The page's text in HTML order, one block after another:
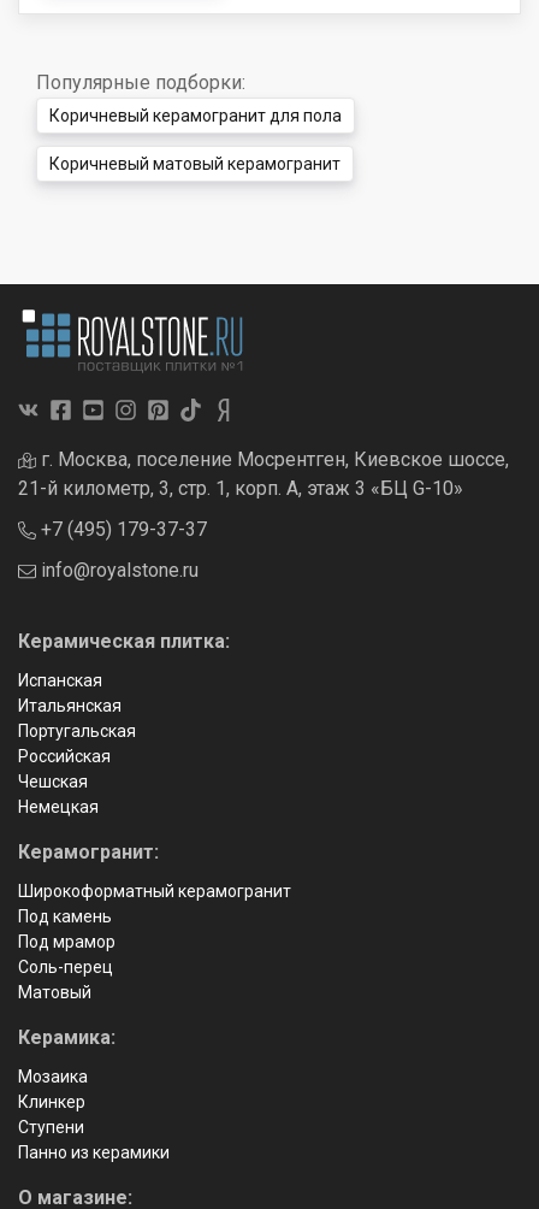
Популярные подборки:
Коричневый керамогранит для пола
Коричневый матовый керамогранит
г. Москва, поселение Мосрентген, Киевское шоссе,
21-й километр, 3, стр. 1, корп. А, этаж 3 «БЦ G-10»
+7 (495) 179-37-37
info@royalstone.ru
Керамическая плитка:
Испанская
Итальянская
Португальская
Российская
Чешская
Немецкая
Керамогранит:
Широкоформатный керамогранит
Под камень
Под мрамор
Соль-перец
Матовый
Керамика:
Мозаика
Клинкер
Ступени
Панно из керамики
О магазине: